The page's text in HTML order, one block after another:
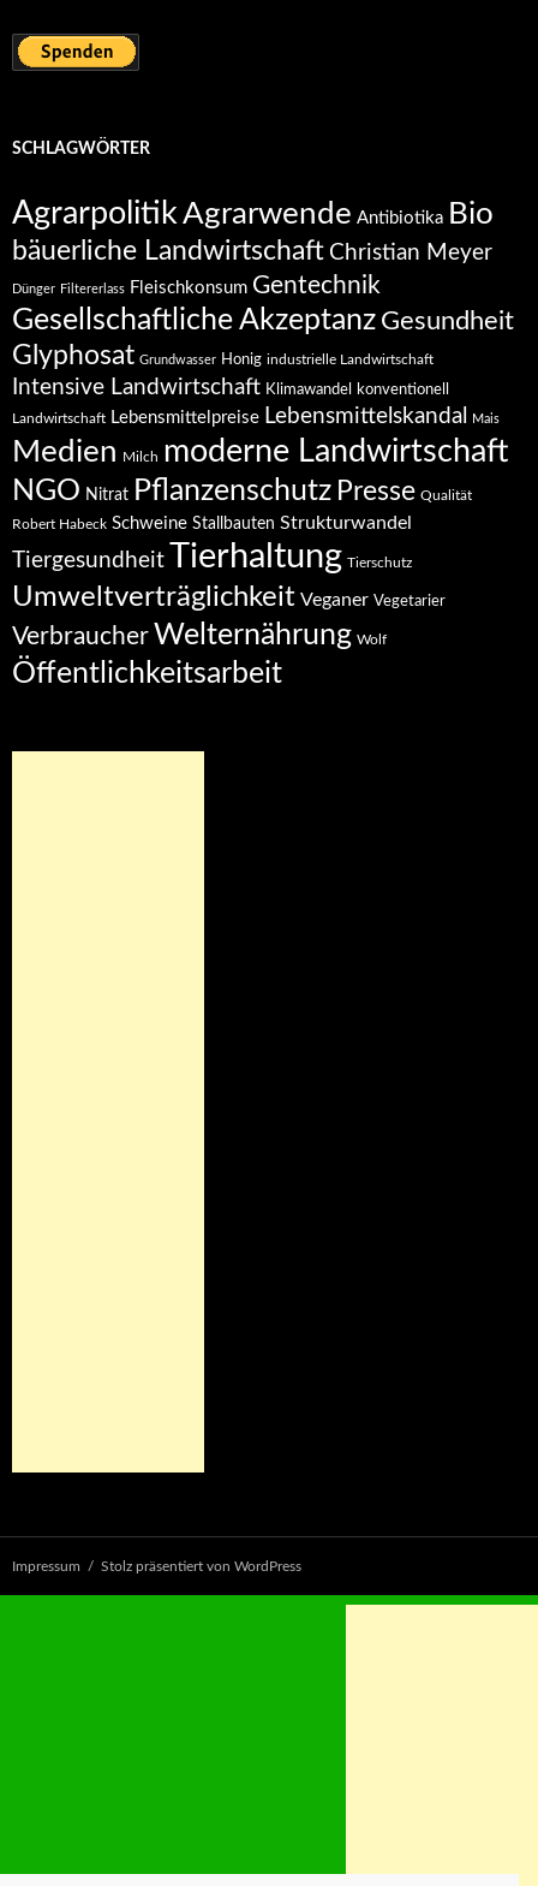
SCHLAGWÖRTER
AgrarpolitikAgrarwende Antibiotika Bio
bäuerliche Landwirtschaft Christian Meyer
Dünger Filtererlass Fleischkonsum Gentechnik
Gesellschaftliche Akzeptanz Gesundheit
Glyphosat Grundwasser Honig industrielle Landwirtschaft
Intensive Landwirtschaft Klimawandel konventionell
Landwirtschaft Lebensmittelpreise Lebensmittelskandal Mais
Medien Milch moderne Landwirtschaft
NGO Nitrat Pflanzenschutz Presse Qualität
Robert Habeck Schweine Stallbauten Strukturwandel
Tiergesundheit Tierhaltung Tierschutz
Umweltverträglichkeit Veganer Vegetarier
VerbraucherWelternährung Wolf
Öffentlichkeitsarbeit
Impressum Stolz präsentiert von WordPress